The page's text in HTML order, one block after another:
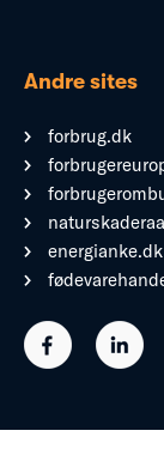
Andre sites
forbrug.dk
energianke.dk